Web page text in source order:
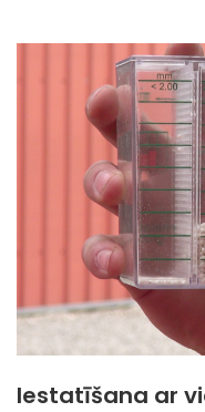
Iestatīšana ar